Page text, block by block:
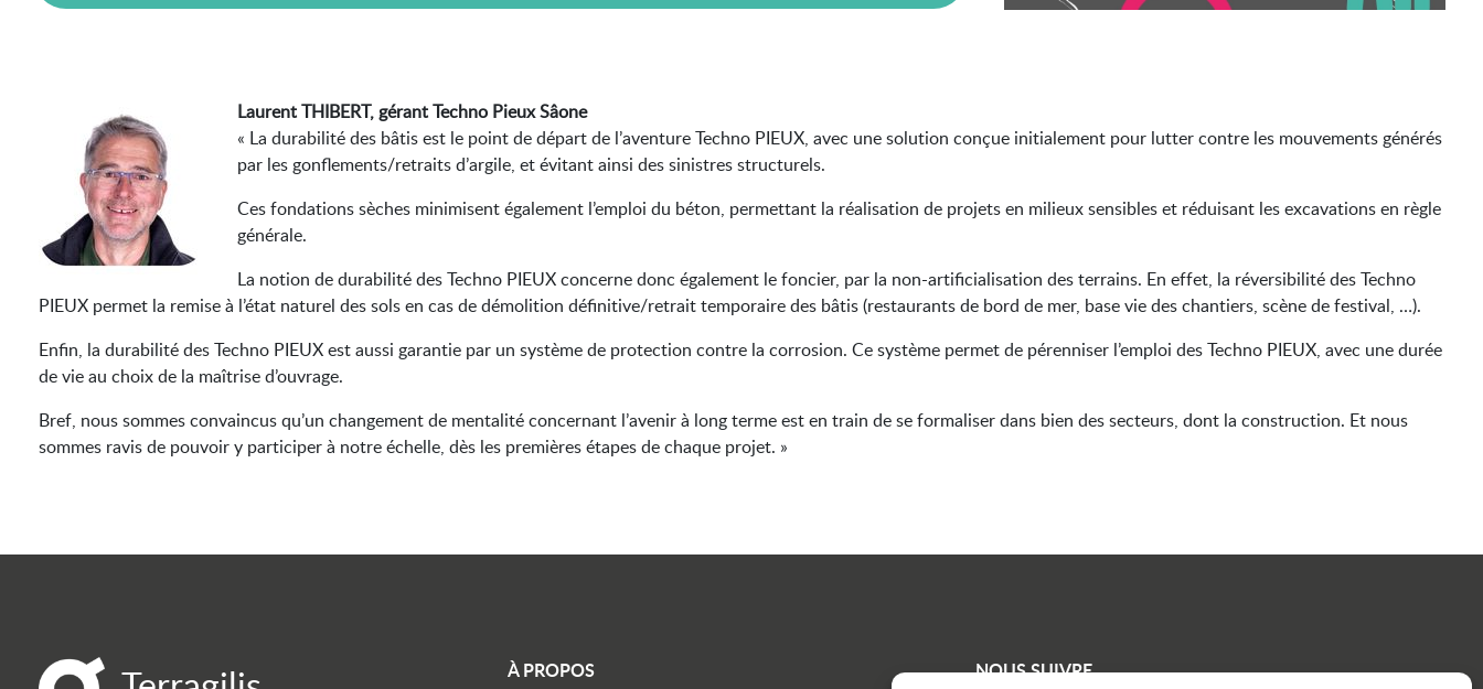
Laurent THIBERT, gérant Techno Pieux Sâone
« La durabilité des bâtis est le point de départ de l’aventure Techno PIEUX, avec une solution conçue initialement pour lutter contre les mouvements générés
par les gonflements/retraits d’argile, et évitant ainsi des sinistres structurels.
Ces fondations sèches minimisent également l’emploi du béton, permettant la réalisation de projets en milieux sensibles et réduisant les excavations en règle
générale.
La notion de durabilité des Techno PIEUX concerne donc également le foncier, par la non-artificialisation des terrains. En effet, la réversibilité des Techno
PIEUX permet la remise à l’état naturel des sols en cas de démolition définitive/retrait temporaire des bâtis (restaurants de bord de mer, base vie des chantiers, scène de festival, …).
Enfin, la durabilité des Techno PIEUX est aussi garantie par un système de protection contre la corrosion. Ce système permet de pérenniser l’emploi des Techno PIEUX, avec une durée
de vie au choix de la maîtrise d’ouvrage.
Bref, nous sommes convaincus qu’un changement de mentalité concernant l’avenir à long terme est en train de se formaliser dans bien des secteurs, dont la construction. Et nous
sommes ravis de pouvoir y participer à notre échelle, dès les premières étapes de chaque projet. »
À PROPOS NOUS SUIVRE